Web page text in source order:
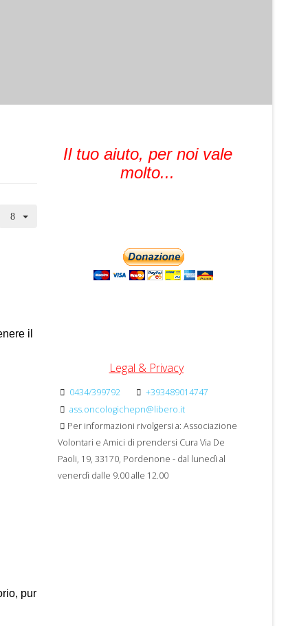
il
pur
Il tuo aiuto, per noi vale
molto...
Legal & Privacy
0434/399792
+393489014747
ass.oncologichepn@libero.it
Per informazioni rivolgersi a: Associazione
Volontari e Amici di prendersi Cura Via De
Paoli, 19, 33170, Pordenone - dal lunedì al
venerdì dalle 9.00 alle 12.00